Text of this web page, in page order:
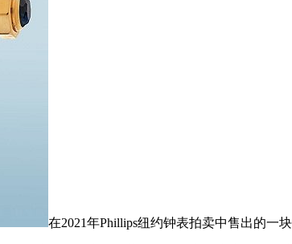
在2021年Phillips纽约钟表拍卖中售出的一